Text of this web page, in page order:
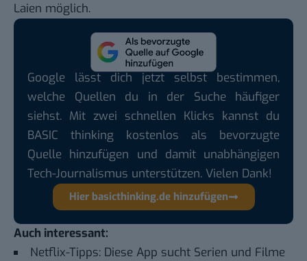
Laien möglich.
Google lässt dich jetzt selbst bestimmen,
welche Quellen du in der Suche häufiger
siehst. Mit zwei schnellen Klicks kannst du
BASIC thinking kostenlos als bevorzugte
Quelle hinzufügen und damit unabhängigen
Tech-Journalismus unterstützen. Vielen Dank!
Hier basicthinking.de hinzufügen
Auch interessant:
Netflix-Tipps: Diese App sucht Serien und Filme